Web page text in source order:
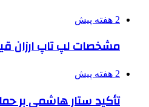
2 هفته پیش
مشخصات لپ تاپ ارزان
2 هفته پیش
تأکید ستار هاشمی بر